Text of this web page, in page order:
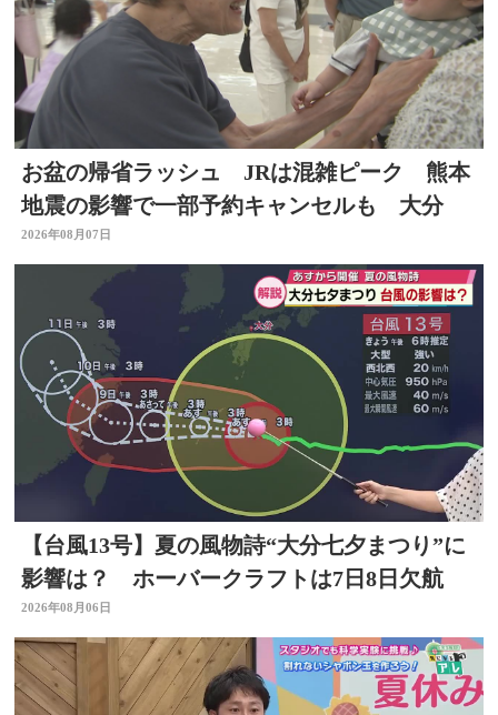
お盆の帰省ラッシュ JRは混雑ピーク 熊本
地震の影響で一部予約キャンセルも 大分
2026年08月07日
【台風13号】夏の風物詩“大分七夕まつり”に
影響は？ ホーバークラフトは7日8日欠航
2026年08月06日